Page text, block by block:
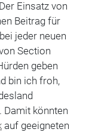
Einsatz von
Beitrag für
jeder neuen
Section
geben
bin ich froh,
Damit könnten
auf geeigneten